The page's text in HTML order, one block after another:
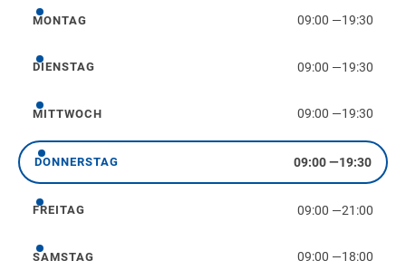
Montag
MONTAG 09:00 —19:30
Dienstag
DIENSTAG 09:00 —19:30
Mittwoch
MITTWOCH 09:00 —19:30
Donnerstag
DONNERSTAG 09:00—19:30
Freitag
FREITAG 09:00 —21:00
Samstag
SAMSTAG 09:00 —18:00